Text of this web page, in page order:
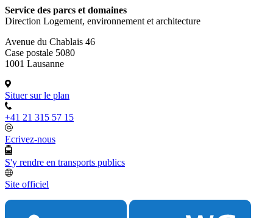
Service des parcs et domaines
Direction Logement, environnement et architecture
Avenue du Chablais 46
Case postale 5080
1001 Lausanne
Situer sur le plan
+41 21 315 57 15
Ecrivez-nous
S'y rendre en transports publics
Site officiel